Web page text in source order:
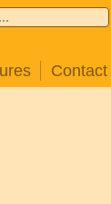
Contact